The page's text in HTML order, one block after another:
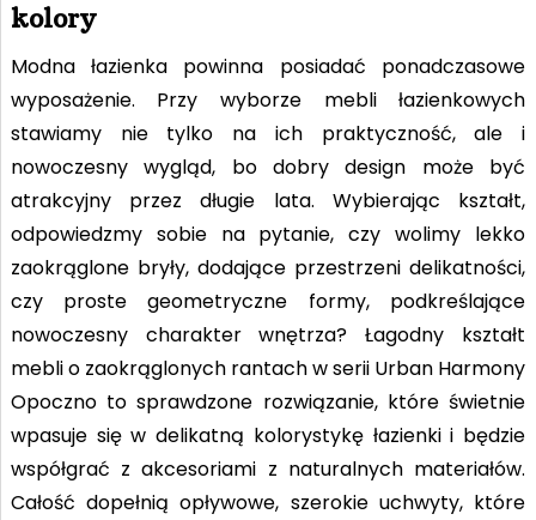
kolory
Modna łazienka powinna posiadać ponadczasowe
wyposażenie. Przy wyborze mebli łazienkowych
stawiamy nie tylko na ich praktyczność, ale i
nowoczesny wygląd, bo dobry design może być
atrakcyjny przez długie lata. Wybierając kształt,
odpowiedzmy sobie na pytanie, czy wolimy lekko
zaokrąglone bryły, dodające przestrzeni delikatności,
czy proste geometryczne formy, podkreślające
nowoczesny charakter wnętrza? Łagodny kształt
mebli o zaokrąglonych rantach w serii Urban Harmony
Opoczno to sprawdzone rozwiązanie, które świetnie
wpasuje się w delikatną kolorystykę łazienki i będzie
współgrać z akcesoriami z naturalnych materiałów.
Całość dopełnią opływowe, szerokie uchwyty, które